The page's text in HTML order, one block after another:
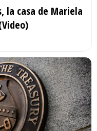
la casa de Mariela